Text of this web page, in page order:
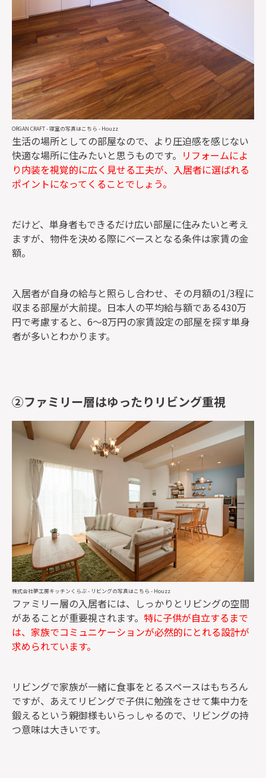
ORGAN CRAFT-寝室の写真はこちら - Houzz
生活の場所としての部屋なので、より圧迫感を感じない
快適な場所に住みたいと思うものです。 リフォームによ
り内装を視覚的に広く見せる工夫が、入居者に選ばれる
ポイントになってくることでしょう。
だけど、単身者もできるだけ広い部屋に住みたいと考え
ますが、物件を決める際にベースとなる条件は家賃の金
額。
入居者が自身の給与と照らし合わせ、その月額の1/3程に
収まる部屋が大前提。日本人の平均給与額である430万
円で考慮すると、6〜8万円の家賃設定の部屋を探す単身
者が多いとわかります。
②ファミリー層はゆったりリビング重視
株式会社夢工房キッチンくらぶ- リビングの写真はこちら - Houzz
ファミリー層の入居者には、しっかりとリビングの空間
があることが重要視されます。 特に子供が自立するまで
は、家族でコミュニケーションが必然的にとれる設計が
求められています。
リビングで家族が一緒に食事をとるスペースはもちろん
ですが、あえてリビングで子供に勉強をさせて集中力を
鍛えるという親御様もいらっしゃるので、リビングの持
つ意味は大きいです。